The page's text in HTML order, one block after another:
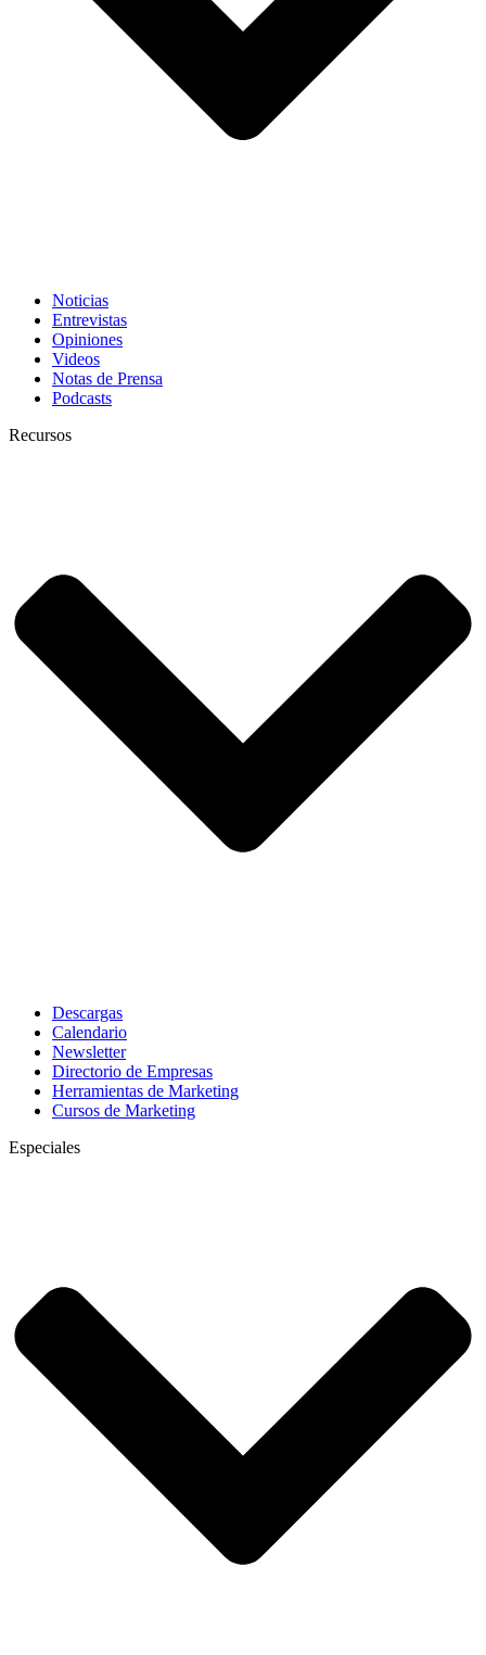
Noticias
Entrevistas
Opiniones
Videos
Notas de Prensa
Podcasts
Recursos
Descargas
Calendario
Newsletter
Directorio de Empresas
Herramientas de Marketing
Cursos de Marketing
Especiales